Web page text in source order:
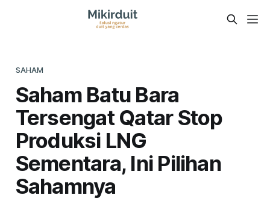
SAHAM
Saham Batu Bara
Tersengat Qatar Stop
Produksi LNG
Sementara, Ini Pilihan
Sahamnya